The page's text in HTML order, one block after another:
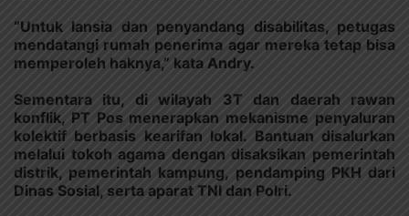
“Untuk lansia dan penyandang disabilitas, petugas
mendatangi rumah penerima agar mereka tetap bisa
memperoleh haknya,” kata Andry.
Sementara itu, di wilayah 3T dan daerah rawan
konflik, PT Pos menerapkan mekanisme penyaluran
kolektif berbasis kearifan lokal. Bantuan disalurkan
melalui tokoh agama dengan disaksikan pemerintah
distrik, pemerintah kampung, pendamping PKH dari
Dinas Sosial, serta aparat TNI dan Polri.